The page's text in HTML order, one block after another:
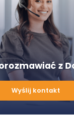
z
Wyślij kontakt